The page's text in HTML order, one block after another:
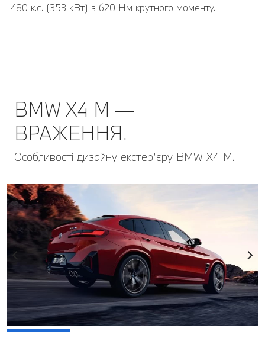
480 к.с. (353 кВт) з 620 Нм крутного моменту.
BMW X4 M —
ВРАЖЕННЯ.
Особливості дизайну екстер’єру BMW Х4 М.